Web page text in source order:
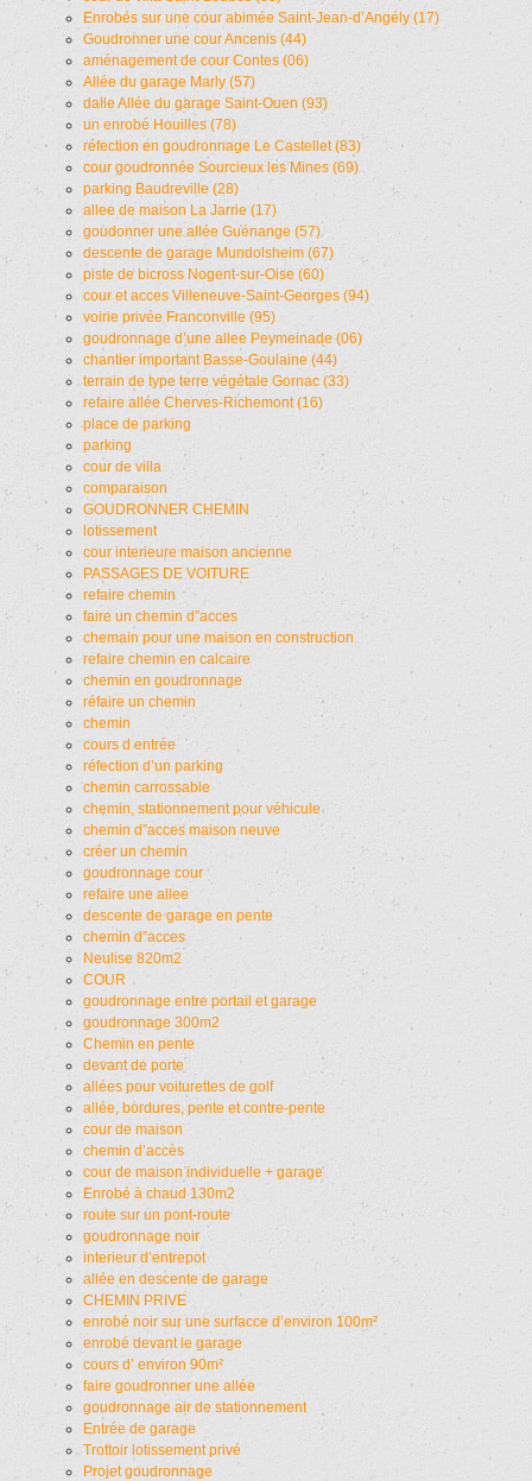
Enrobés sur une cour abimée Saint-Jean-d’Angély (17)
Goudronner une cour Ancenis (44)
aménagement de cour Contes (06)
Allée du garage Marly (57)
dalle Allée du garage Saint-Ouen (93)
un enrobé Houilles (78)
réfection en goudronnage Le Castellet (83)
cour goudronnée Sourcieux les Mines (69)
parking Baudreville (28)
allee de maison La Jarrie (17)
goudonner une allée Guénange (57)
descente de garage Mundolsheim (67)
piste de bicross Nogent-sur-Oise (60)
cour et acces Villeneuve-Saint-Georges (94)
voirie privée Franconville (95)
goudronnage d’une allee Peymeinade (06)
chantier important Basse-Goulaine (44)
terrain de type terre végétale Gornac (33)
refaire allée Cherves-Richemont (16)
place de parking
parking
cour de villa
comparaison
GOUDRONNER CHEMIN
lotissement
cour interieure maison ancienne
PASSAGES DE VOITURE
refaire chemin
faire un chemin d”acces
chemain pour une maison en construction
refaire chemin en calcaire
chemin en goudronnage
réfaire un chemin
chemin
cours d entrée
réfection d’un parking
chemin carrossable
chemin, stationnement pour véhicule
chemin d”acces maison neuve
créer un chemin
goudronnage cour
refaire une allee
descente de garage en pente
chemin d”acces
Neulise 820m2
COUR
goudronnage entre portail et garage
goudronnage 300m2
Chemin en pente
devant de porte
allées pour voiturettes de golf
allée, bordures, pente et contre-pente
cour de maison
chemin d’accès
cour de maison individuelle + garage
Enrobé à chaud 130m2
route sur un pont-route
goudronnage noir
interieur d’entrepot
allée en descente de garage
CHEMIN PRIVE
enrobé noir sur une surfacce d’environ 100m²
enrobé devant le garage
cours d’ environ 90m²
faire goudronner une allée
goudronnage air de stationnement
Entrée de garage
Trottoir lotissement privé
Projet goudronnage